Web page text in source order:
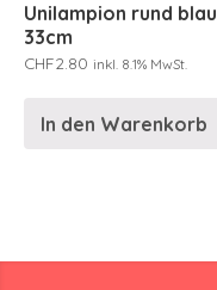
Unilampion rund blau
33cm
CHF2.80 inkl. 8.1% MwSt.
In den Warenkorb